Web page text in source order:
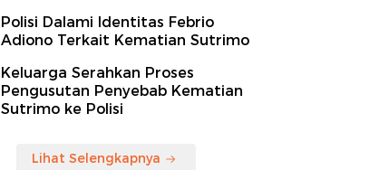
Polisi Dalami Identitas Febrio
Adiono Terkait Kematian Sutrimo
Keluarga Serahkan Proses
Pengusutan Penyebab Kematian
Sutrimo ke Polisi
Lihat Selengkapnya